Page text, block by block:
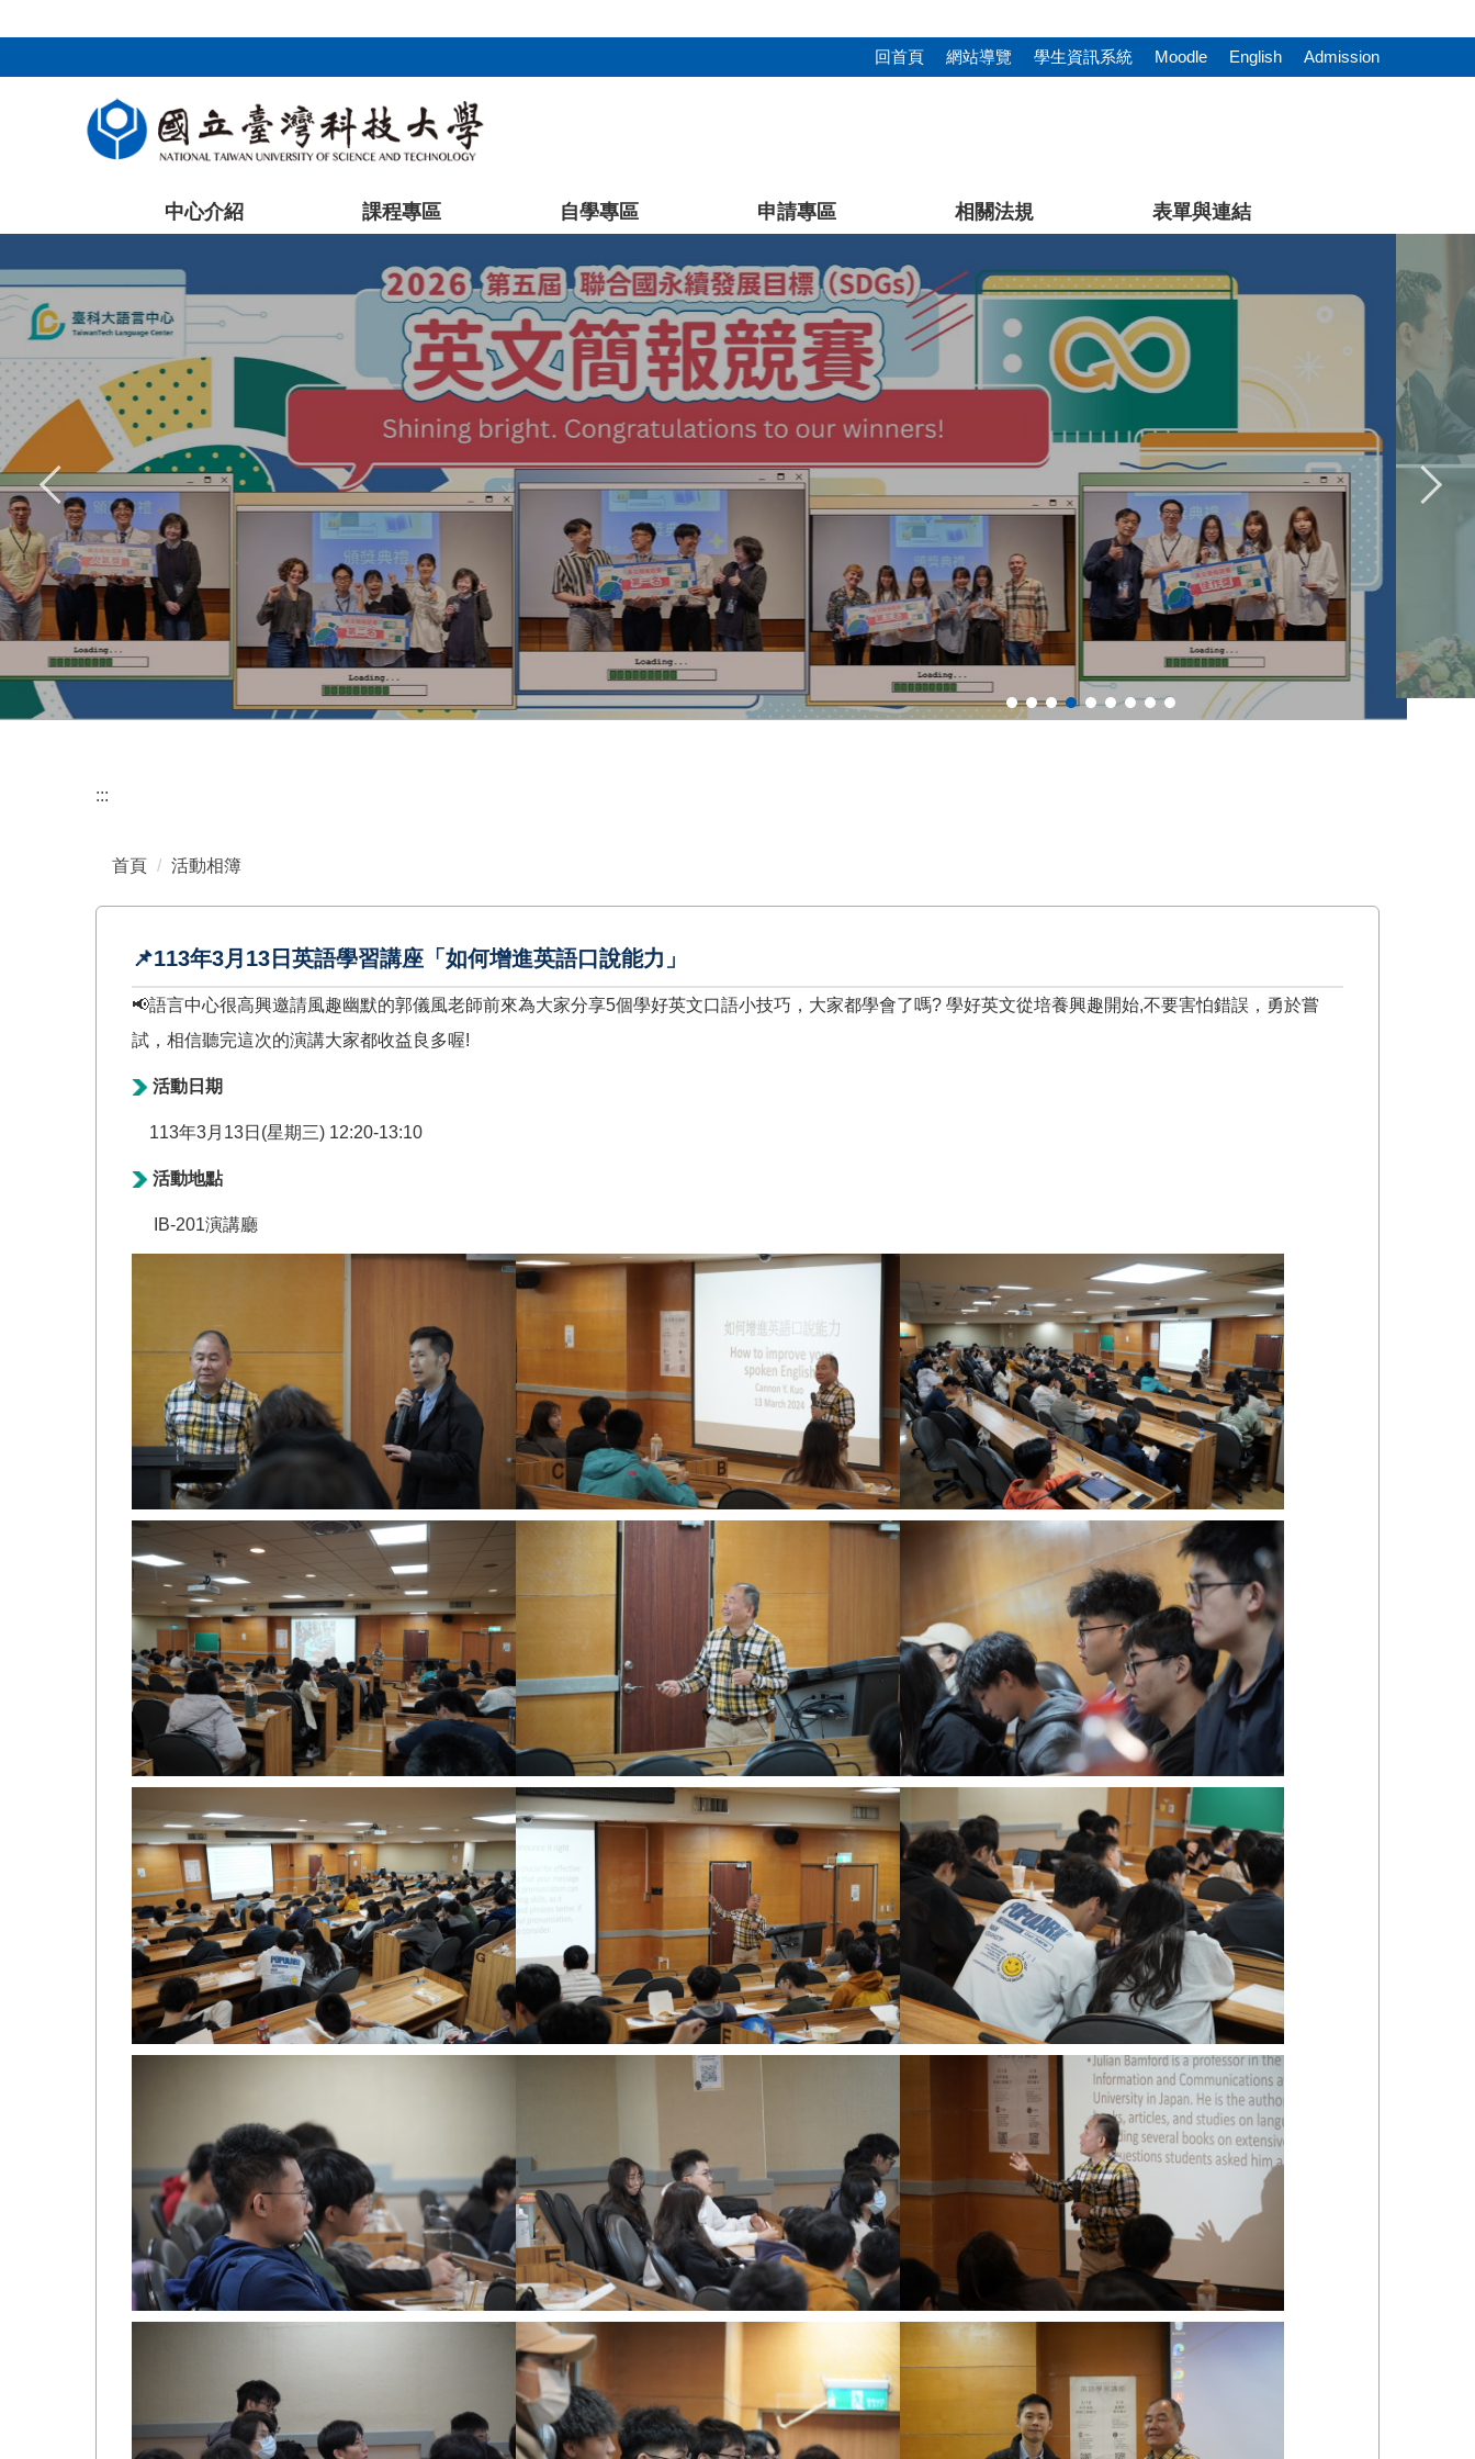
到
回首頁 網站導覽 學生資訊系統 Moodle English Admission
中心介紹 課程專區 自學專區 申請專區 相關法規 表單與連結
:::
首頁 活動相簿
📌113年3月13日英語學習講座「如何增進英語口說能力」
📢語言中心很高興邀請風趣幽默的郭儀風老師前來為大家分享5個學好英文口語小技巧，大家都學會了嗎? 學好英文從培養興趣開始,不要害怕錯誤，勇於嘗
試，相信聽完這次的演講大家都收益良多喔!
活動日期
113年3月13日(星期三) 12:20-13:10
活動地點
IB-201演講廳